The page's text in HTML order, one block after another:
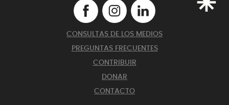
CONSULTAS DE LOS MEDIOS
PREGUNTAS FRECUENTES
CONTRIBUIR
DONAR
CONTACTO